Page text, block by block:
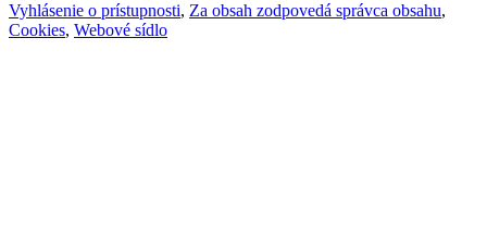
Vyhlásenie o prístupnosti, Za obsah zodpovedá správca obsahu,
Cookies, Webové sídlo